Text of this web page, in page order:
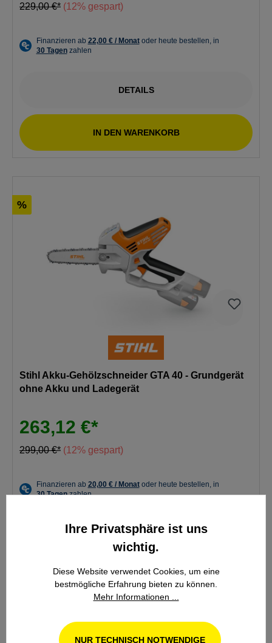
229,00 €* (12% gespart)
DETAILS
IN DEN WARENKORB
%
Stihl Akku-Gehölzschneider GTA 40 - Grundgerät
ohne Akku und Ladegerät
263,12 €*
299,00 €* (12% gespart)
DETAILS
IN DEN WARENKORB
Ihre Privatsphäre ist uns
wichtig.
Diese Website verwendet Cookies, um eine
bestmögliche Erfahrung bieten zu können.
Mehr Informationen ...
NUR TECHNISCH NOTWENDIGE